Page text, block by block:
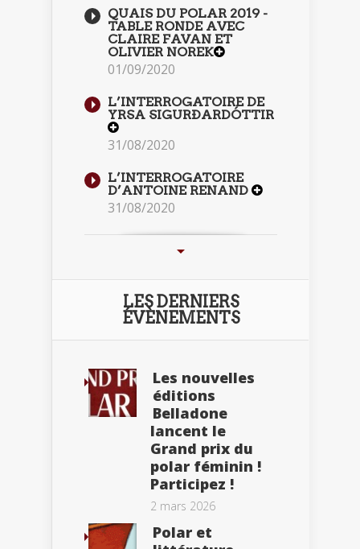
QUAIS DU POLAR 2019 -
TABLE RONDE AVEC
CLAIRE FAVAN ET
OLIVIER NOREK
01/09/2020
L’INTERROGATOIRE DE
YRSA SIGURÐARDÓTTIR
31/08/2020
L’INTERROGATOIRE
D’ANTOINE RENAND
31/08/2020
LES DERNIERS
ÉVÈNEMENTS
Les nouvelles
éditions
Belladone
lancent le
Grand prix du
polar féminin !
Participez !
2 mars 2026
Polar et